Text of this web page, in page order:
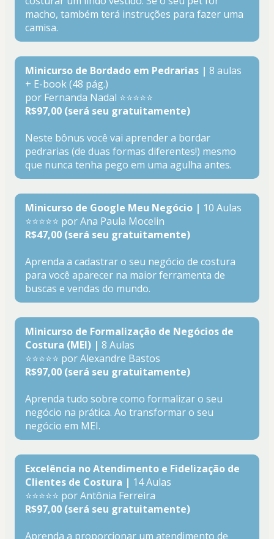
macho, também terá instruções para fazer uma
camisa.
Minicurso de Bordado em Pedrarias | 8 aulas
+ E-book (48 pág.)
por Fernanda Nadal ⭐⭐⭐⭐⭐
R$97,00 (será seu gratuitamente)
Neste bônus você vai aprender a bordar
pedrarias (de duas formas diferentes!) mesmo
que nunca tenha pego em uma agulha antes.
Minicurso de Google Meu Negócio | 10 Aulas
⭐⭐⭐⭐⭐ por Ana Paula Mocelin
R$47,00 (será seu gratuitamente)
Aprenda a cadastrar o seu negócio de costura
para você aparecer na maior ferramenta de
buscas e vendas do mundo.
Minicurso de Formalização de Negócios de
Costura (MEI) | 8 Aulas
⭐⭐⭐⭐⭐ por Alexandre Bastos
R$97,00 (será seu gratuitamente)
Aprenda tudo sobre como formalizar o seu
negócio na prática. Ao transformar o seu
negócio em MEI.
Excelência no Atendimento e Fidelização de
Clientes de Costura | 14 Aulas
⭐⭐⭐⭐⭐ por Antônia Ferreira
R$97,00 (será seu gratuitamente)
Aprenda a proporcionar um atendimento de